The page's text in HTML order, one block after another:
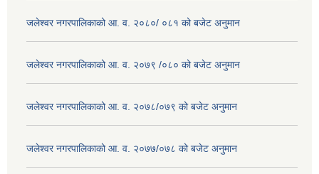
जलेश्वर नगरपालिकाको आ. व. २०८०/ ०८१ को बजेट अनुमान
जलेश्वर नगरपालिकाको आ. व. २०७९ /०८० को बजेट अनुमान
जलेश्वर नगरपालिकाको आ. व. २०७८/०७९ को बजेट अनुमान
जलेश्वर नगरपालिकाको आ. व. २०७७/०७८ को बजेट अनुमान